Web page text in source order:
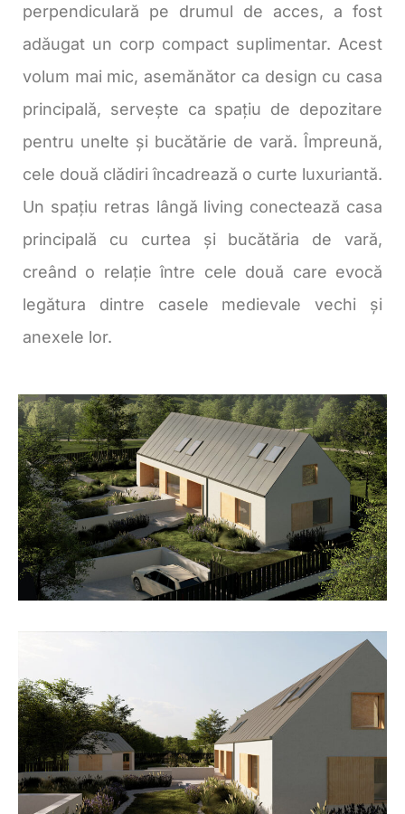
perpendiculară pe drumul de acces, a fost
adăugat un corp compact suplimentar. Acest
volum mai mic, asemănător ca design cu casa
principală, servește ca spațiu de depozitare
pentru unelte și bucătărie de vară. Împreună,
cele două clădiri încadrează o curte luxuriantă.
Un spațiu retras lângă living conectează casa
principală cu curtea și bucătăria de vară,
creând o relație între cele două care evocă
legătura dintre casele medievale vechi și
anexele lor.